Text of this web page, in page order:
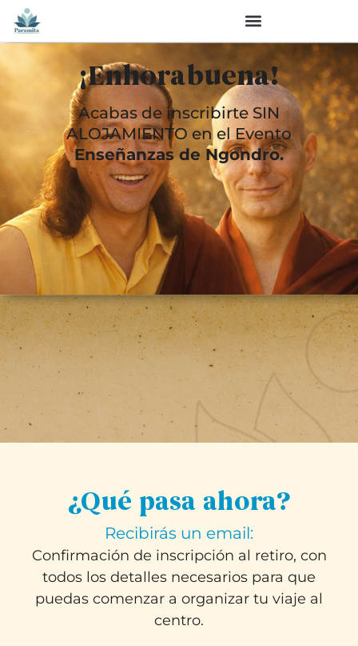
¡Enhorabuena!
Acabas de inscribirte SIN
ALOJAMIENTO en el Evento
Enseñanzas de Ngondro.
¿Qué pasa ahora?
Recibirás un email:
Confirmación de inscripción al retiro, con
todos los detalles necesarios para que
puedas comenzar a organizar tu viaje al
centro.